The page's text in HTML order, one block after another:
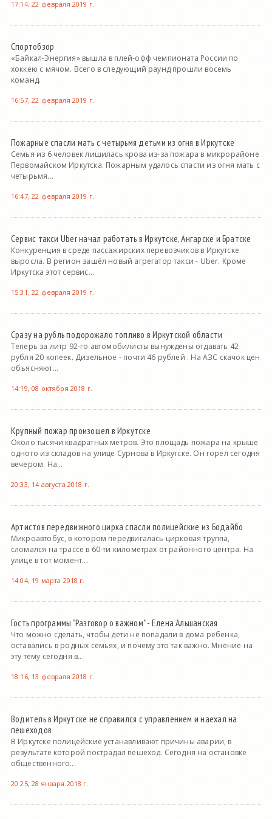
17:14, 22 февраля 2019 г.
Спортобзор
«Байкал-Энергия» вышла в плей-офф чемпионата России по
хоккею с мячом. Всего в следующий раунд прошли восемь
команд.
16:57, 22 февраля 2019 г.
Пожарные спасли мать с четырьмя детьми из огня в Иркутске
Семья из 6 человек лишилась крова из-за пожара в микрорайоне
Первомайском Иркутска. Пожарным удалось спасти из огня мать с
четырьмя...
16:47, 22 февраля 2019 г.
Сервис такси Uber начал работать в Иркутске, Ангарске и Братске
Конкуренция в среде пассажирских перевозчиков в Иркутске
выросла. В регион зашёл новый агрегатор такси - Uber. Кроме
Иркутска этот сервис...
15:31, 22 февраля 2019 г.
Сразу на рубль подорожало топливо в Иркутской области
Теперь за литр 92-го автомобилисты вынуждены отдавать 42
рубля 20 копеек. Дизельное - почти 46 рублей . На АЗС скачок цен
объясняют...
14:19, 08 октября 2018 г.
Крупный пожар произошел в Иркутске
Около тысячи квадратных метров. Это площадь пожара на крыше
одного из складов на улице Сурнова в Иркутске. Он горел сегодня
вечером. На...
20:33, 14 августа 2018 г.
Артистов передвижного цирка спасли полицейские из Бодайбо
Микроавтобус, в котором передвигалась цирковая труппа,
сломался на трассе в 60-ти километрах от районного центра. На
улице в тот момент...
14:04, 19 марта 2018 г.
Гость программы "Разговор о важном" - Елена Альшанская
Что можно сделать, чтобы дети не попадали в дома ребенка,
оставались в родных семьях, и почему это так важно. Мнение на
эту тему сегодня в...
18:16, 13 февраля 2018 г.
Водитель в Иркутске не справился с управлением и наехал на
пешеходов
В Иркутске полицейские устанавливают причины аварии, в
результате которой пострадал пешеход. Сегодня на остановке
общественного...
20:25, 28 января 2018 г.